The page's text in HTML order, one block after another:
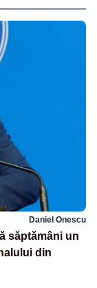
Daniel Onescu
săptămâni un
din